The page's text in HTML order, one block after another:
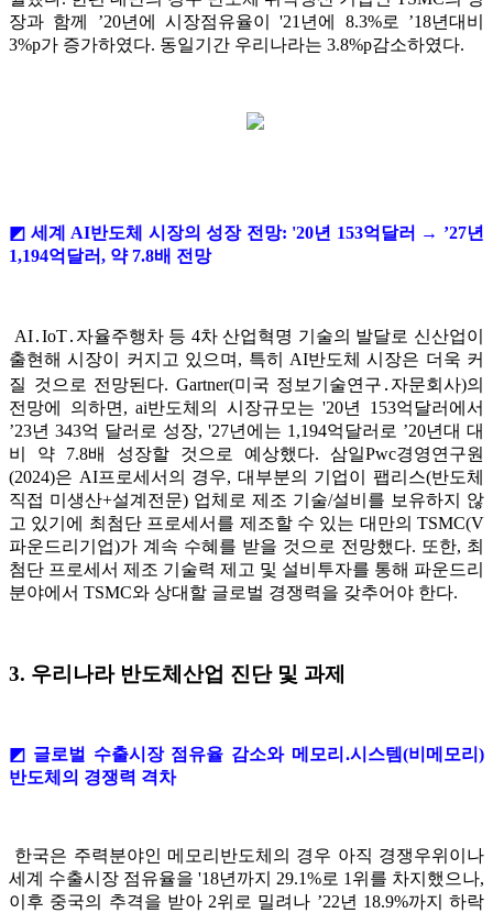
장과 함께 ’20년에 시장점유율이 '21년에 8.3%로 ’18년대비
3%p가 증가하였다. 동일기간 우리나라는 3.8%p감소하였다.
◩ 세계 AI반도체 시장의 성장 전망: '20년 153억달러 → ’27년
1,194억달러, 약 7.8배 전망
AI․IoT․자율주행차 등 4차 산업혁명 기술의 발달로 신산업이
출현해 시장이 커지고 있으며, 특히 AI반도체 시장은 더욱 커
질 것으로 전망된다. Gartner(미국 정보기술연구․자문회사)의
전망에 의하면, ai반도체의 시장규모는 '20년 153억달러에서
’23년 343억 달러로 성장, '27년에는 1,194억달러로 ’20년대 대
비 약 7.8배 성장할 것으로 예상했다. 삼일Pwc경영연구원
(2024)은 AI프로세서의 경우, 대부분의 기업이 팹리스(반도체
직접 미생산+설계전문) 업체로 제조 기술/설비를 보유하지 않
고 있기에 최첨단 프로세서를 제조할 수 있는 대만의 TSMC(V
파운드리기업)가 계속 수혜를 받을 것으로 전망했다. 또한, 최
첨단 프로세서 제조 기술력 제고 및 설비투자를 통해 파운드리
분야에서 TSMC와 상대할 글로벌 경쟁력을 갖추어야 한다.
3. 우리나라 반도체산업 진단 및 과제
◩ 글로벌 수출시장 점유율 감소와 메모리․시스템(비메모리)
반도체의 경쟁력 격차
한국은 주력분야인 메모리반도체의 경우 아직 경쟁우위이나
세계 수출시장 점유율을 '18년까지 29.1%로 1위를 차지했으나,
이후 중국의 추격을 받아 2위로 밀려나 ’22년 18.9%까지 하락